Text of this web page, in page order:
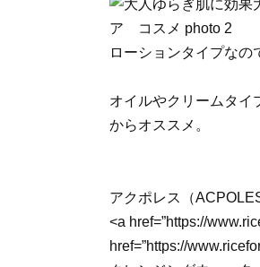
ローションタイプなの
オイルやクリームタイ
からオススメ。
アクポレス（
<a href=”https://
href=”https://